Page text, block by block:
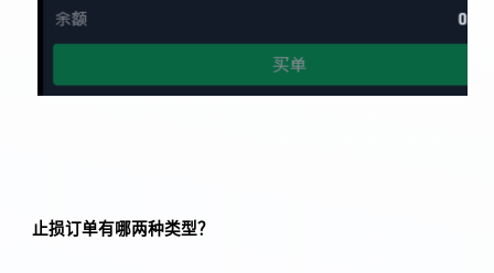
止损订单有哪两种类型？